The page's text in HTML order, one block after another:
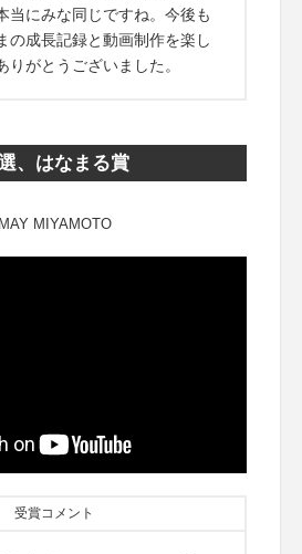
当にみな同じですね。今後も
の成長記録と動画制作を楽し
りがとうございました。
、はなまる賞
MAY MIYAMOTO
受賞コメント